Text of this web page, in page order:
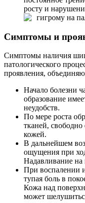
росту и
гигрому на
Симптомы и
Симптомы наличия
патологического
проявления,
Начало болезни
образование
неудобств.
По мере роста
тканей, свободно
кожей.
В дальнейшем
ощущения при
Надавливание
При воспалении
тупая боль в
Кожа над
может